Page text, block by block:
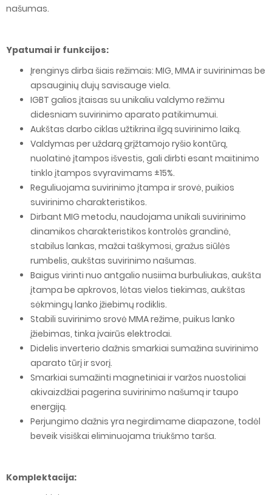
našumas.
Ypatumai ir funkcijos:
Įrenginys dirba šiais režimais: MIG, MMA ir suvirinimas be
apsauginių dujų savisauge viela.
IGBT galios įtaisas su unikaliu valdymo režimu
didesniam suvirinimo aparato patikimumui.
Aukštas darbo ciklas užtikrina ilgą suvirinimo laiką.
Valdymas per uždarą grįžtamojo ryšio kontūrą,
nuolatinė įtampos išvestis, gali dirbti esant maitinimo
tinklo įtampos svyravimams ±15%.
Reguliuojama suvirinimo įtampa ir srovė, puikios
suvirinimo charakteristikos.
Dirbant MIG metodu, naudojama unikali suvirinimo
dinamikos charakteristikos kontrolės grandinė,
stabilus lankas, mažai taškymosi, gražus siūlės
rumbelis, aukštas suvirinimo našumas.
Baigus virinti nuo antgalio nusiima burbuliukas, aukšta
įtampa be apkrovos, lėtas vielos tiekimas, aukštas
sėkmingų lanko įžiebimų rodiklis.
Stabili suvirinimo srovė MMA režime, puikus lanko
įžiebimas, tinka įvairūs elektrodai.
Didelis inverterio dažnis smarkiai sumažina suvirinimo
aparato tūrį ir svorį.
Smarkiai sumažinti magnetiniai ir varžos nuostoliai
akivaizdžiai pagerina suvirinimo našumą ir taupo
energiją.
Perjungimo dažnis yra negirdimame diapazone, todėl
beveik visiškai eliminuojama triukšmo tarša.
Komplektacija: